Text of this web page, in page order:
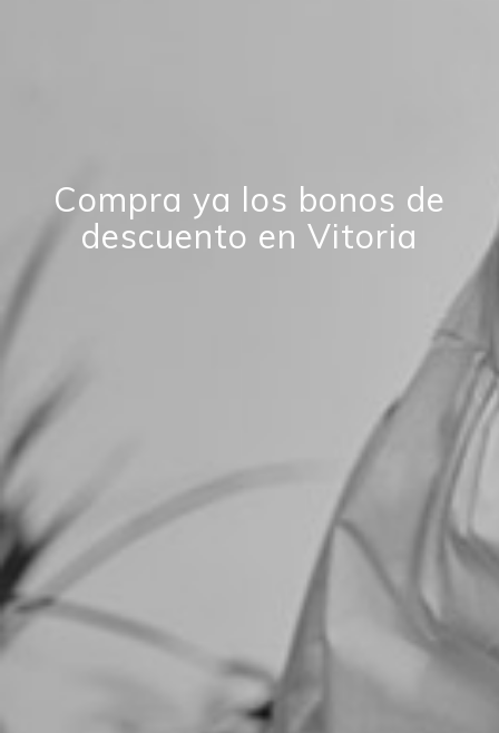
Compra ya los bonos de
descuento en Vitoria